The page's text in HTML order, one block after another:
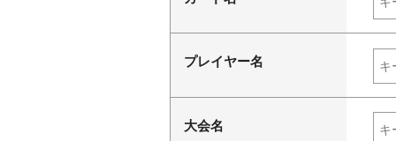
プレイヤー名
大会名